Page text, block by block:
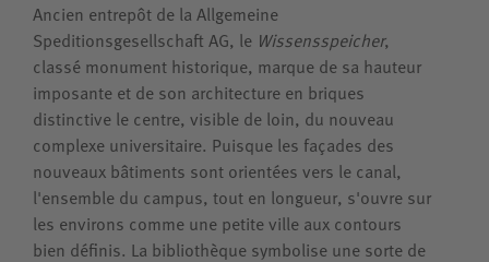
Ancien entrepôt de la Allgemeine
Speditionsgesellschaft AG, le Wissensspeicher,
classé monument historique, marque de sa hauteur
imposante et de son architecture en briques
distinctive le centre, visible de loin, du nouveau
complexe universitaire. Puisque les façades des
nouveaux bâtiments sont orientées vers le canal,
l'ensemble du campus, tout en longueur, s'ouvre sur
les environs comme une petite ville aux contours
bien définis. La bibliothèque symbolise une sorte de